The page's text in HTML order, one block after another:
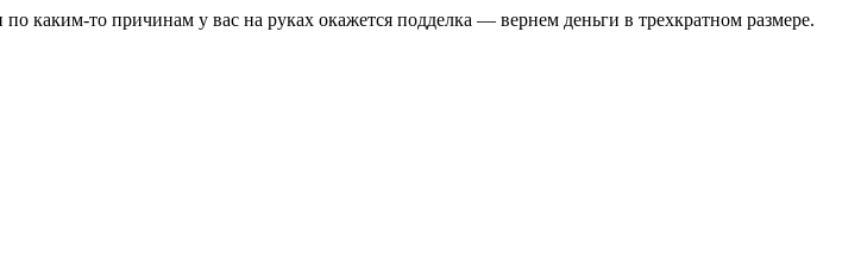
каким-то причинам у вас на руках окажется подделка — вернем деньги в трехкратном размере.